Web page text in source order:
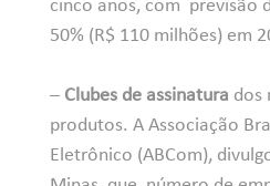
cinco anos, com previsão
50% (R$ 110 milhões) em
– Clubes de assinatura dos
produtos. A Associação
Eletrônico (ABCom),